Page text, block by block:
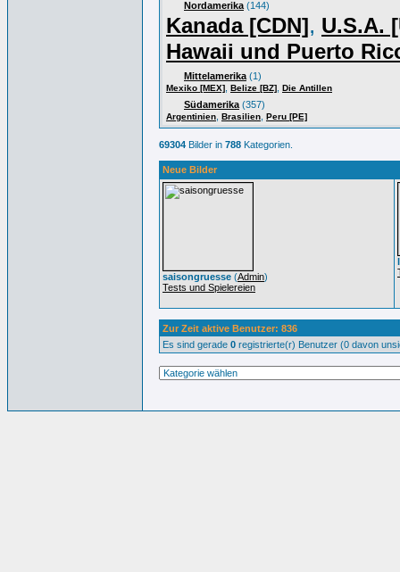
Nordamerika (144)
Kanada [CDN], U.S.A.
Hawaii und Puerto
Mittelamerika (1)
Mexiko [MEX] Belize [BZ] Die Antillen
Südamerika (357)
Argentinien Brasilien Peru [PE]
69304 Bilder in 788 Kategorien.
Neue Bilder
saisongruesse (Admin)
Tests und Spielereien
Zur Zeit aktive Benutzer: 836
Es sind gerade 0 registrierte(r) Benutzer (0 davon